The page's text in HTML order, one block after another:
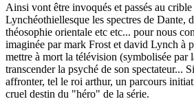
Ainsi vont être invoqués et passés au
Lynchéothiellesque les spectres de Dante,
théosophie orientale etc etc... pour nous
imaginée par mark Frost et david Lynch à
mettre à mort la télévision (symbolisée par
transcender la psyché de son spectateur...
affronter, tel le roi arthur, un parcours
cruel destin du "héro" de la série.